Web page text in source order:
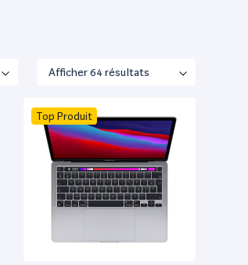
Top Produit